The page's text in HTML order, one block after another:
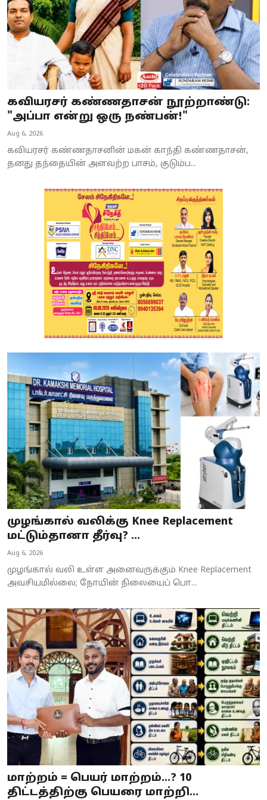
கவியரசர் கண்ணதாசன் நூற்றாண்டு:
"அப்பா என்று ஒரு நண்பன்!"
Aug 6, 2026
கவியரசர் கண்ணதாசனின் மகன் காந்தி கண்ணதாசன்,
தனது தந்தையின் அளவற்ற பாசம், குடும்ப...
முழங்கால் வலிக்கு Knee Replacement
மட்டும்தானா தீர்வு? ...
Aug 6, 2026
முழங்கால் வலி உள்ள அனைவருக்கும் Knee Replacement
அவசியமில்லை; நோயின் நிலையைப் பொ...
மாற்றம் = பெயர் மாற்றம்…? 10
திட்டத்திற்கு பெயரை மாற்றி...